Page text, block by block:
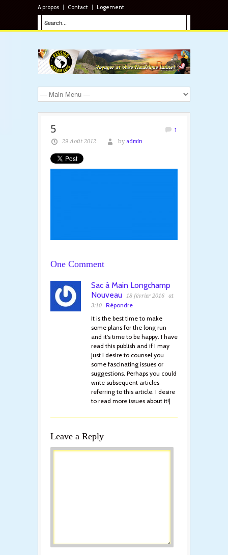
A propos Contact Logement
5 1
29 Août 2012 by admin
One Comment
Sac à Main Longchamp
Nouveau
18 février 2016
at
3:10
Répondre
It is the best time to make
some plans for the long run
and it's time to be happy. I have
read this publish and if I may
just I desire to counsel you
some fascinating issues or
suggestions. Perhaps you could
write subsequent articles
referring to this article. I desire
to read more issues about it!|
Leave a Reply